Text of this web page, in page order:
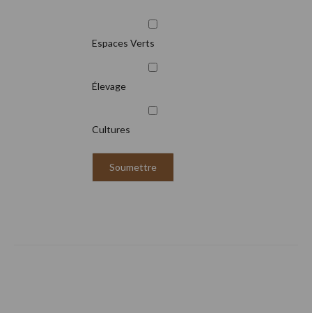
Espaces Verts
Élevage
Cultures